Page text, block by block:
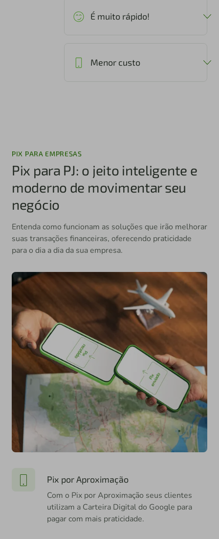
É muito rápido!
Menor custo
PIX PARA EMPRESAS
Pix para PJ: o jeito inteligente e
moderno de movimentar seu
negócio
Entenda como funcionam as soluções que irão melhorar
suas transações financeiras, oferecendo praticidade
para o dia a dia da sua empresa.
Pix por Aproximação
Com o Pix por Aproximação seus clientes
utilizam a Carteira Digital do Google para
pagar com mais praticidade.